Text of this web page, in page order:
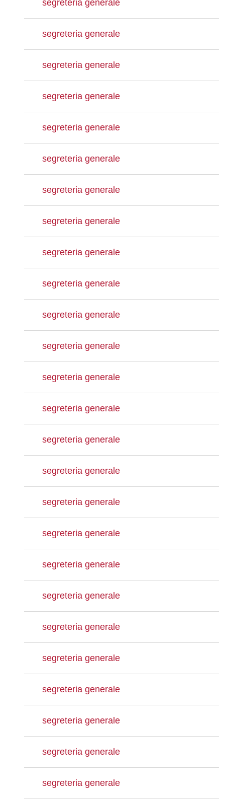
segreteria generale
segreteria generale
segreteria generale
segreteria generale
segreteria generale
segreteria generale
segreteria generale
segreteria generale
segreteria generale
segreteria generale
segreteria generale
segreteria generale
segreteria generale
segreteria generale
segreteria generale
segreteria generale
segreteria generale
segreteria generale
segreteria generale
segreteria generale
segreteria generale
segreteria generale
segreteria generale
segreteria generale
segreteria generale
segreteria generale